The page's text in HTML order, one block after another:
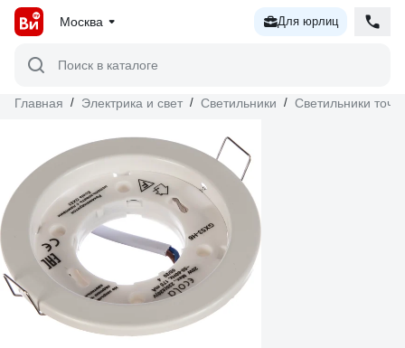
Москва Для юрлиц
Поиск в каталоге
Главная / Электрика и свет / Светильники / Светильники